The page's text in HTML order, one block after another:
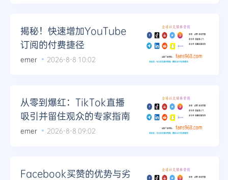
揭秘！快速增加YouTube
订阅的付费捷径
emer 2026-8-8 10:02
从零到爆红：TikTok直播
吸引并留住观众的专家指南
emer 2026-8-8 09:02
Facebook买赞的优势与劣